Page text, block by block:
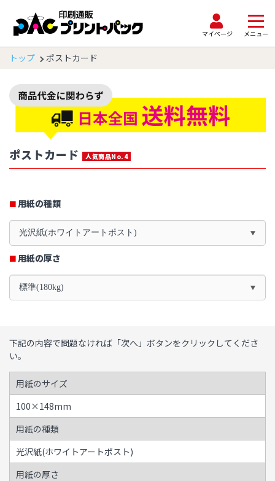
マイページ メニュー
トップ ポストカード
ポストカード 人気商品No.4
用紙の種類
光沢紙(ホワイトアートポスト)
用紙の厚さ
標準(180kg)
下記の内容で問題なければ「次へ」ボタンをクリックしてくださ
い。
用紙のサイズ
100×148mm
用紙の種類
光沢紙(ホワイトアートポスト)
用紙の厚さ